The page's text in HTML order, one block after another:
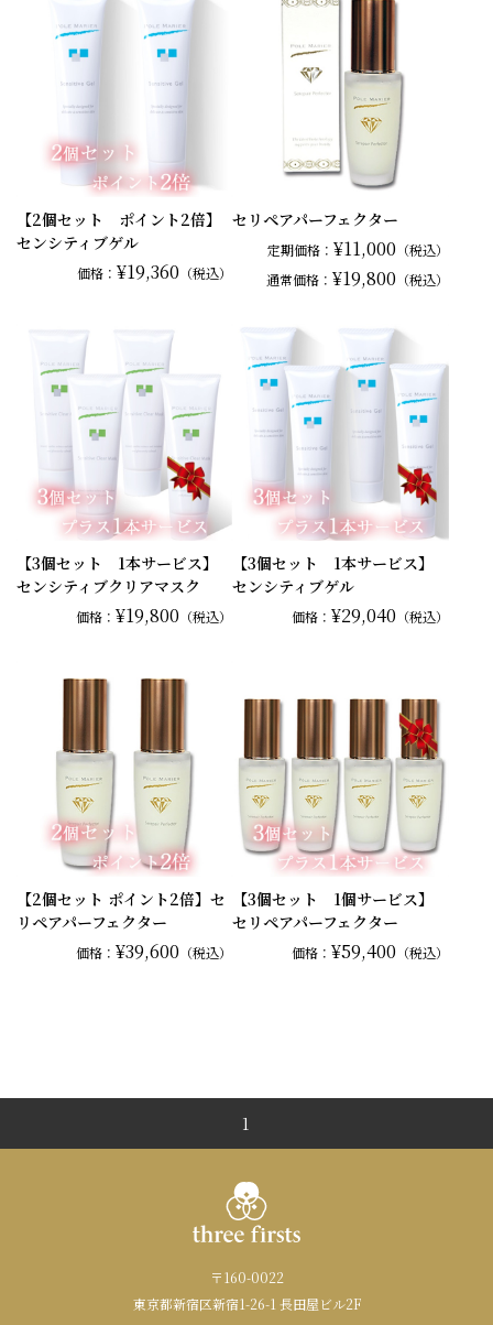
【2個セット ポイント2倍】
センシティブゲル
価格：¥19,360 （税込）
セリペアパーフェクター
定期価格： ¥11,000 （税込）
通常価格： ¥19,800 （税込）
【3個セット 1本サービス】
センシティブクリアマスク
価格：¥19,800 （税込）
【3個セット 1本サービス】
センシティブゲル
価格： ¥29,040 （税込）
【2個セット ポイント2倍】セ
リペアパーフェクター
価格：¥39,600 （税込）
【3個セット 1個サービス】
セリペアパーフェクター
価格： ¥59,400 （税込）
1
〒160-0022
東京都新宿区新宿1-26-1 長田屋ビル2F